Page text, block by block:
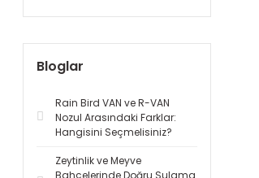
Bloglar
Rain Bird VAN ve R-VAN
Nozul Arasındaki Farklar:
Hangisini Seçmelisiniz?
Zeytinlik ve Meyve
Bahçelerinde Doğru Sulama